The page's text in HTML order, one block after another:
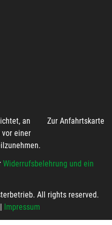
Zur Anfahrtskarte
an
einer
Widerrufsbelehrung und ein
All rights reserved.
Impressum